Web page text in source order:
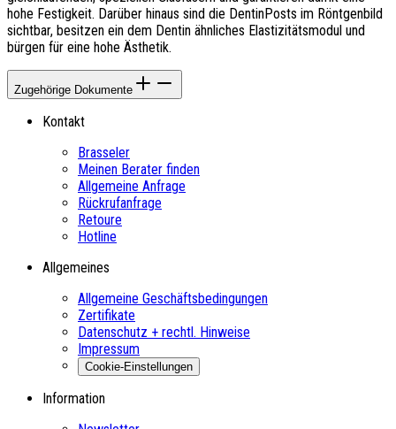
hohe Festigkeit. Darüber hinaus sind die DentinPosts im Röntgenbild
sichtbar, besitzen ein dem Dentin ähnliches Elastizitätsmodul und
bürgen für eine hohe Ästhetik.
Zugehörige Dokumente
Kontakt
Brasseler
Meinen Berater finden
Allgemeine Anfrage
Rückrufanfrage
Retoure
Hotline
Allgemeines
Allgemeine Geschäftsbedingungen
Zertifikate
Datenschutz + rechtl. Hinweise
Impressum
Cookie-Einstellungen
Information